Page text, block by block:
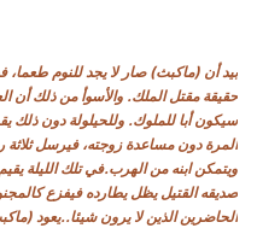
بيد أن (ماكبث) صار لا يجد للنوم
حقيقة مقتل الملك. والأسوأ من ذلك أن
سيكون أبا للملوك. وللحيلولة دون ذلك
المرة دون مساعدة زوجته، فيرسل ثلاثة
ويتمكن ابنه من الهرب.في تلك الليلة
صديقه القتيل يظل يطارده فيفزع
الحاضرين الذين لا يرون شيئا..يعود